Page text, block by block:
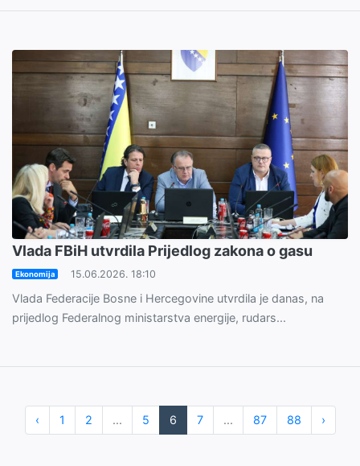
Vlada FBiH utvrdila Prijedlog zakona o gasu
Ekonomija 15.06.2026. 18:10
Vlada Federacije Bosne i Hercegovine utvrdila je danas, na
prijedlog Federalnog ministarstva energije, rudars...
‹ 1 2 ... 5 6 7 ... 87 88 ›